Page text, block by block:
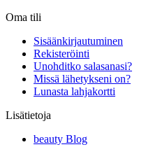
Oma tili
Sisäänkirjautuminen
Rekisteröinti
Unohditko salasanasi?
Missä lähetykseni on?
Lunasta lahjakortti
Lisätietoja
beauty Blog